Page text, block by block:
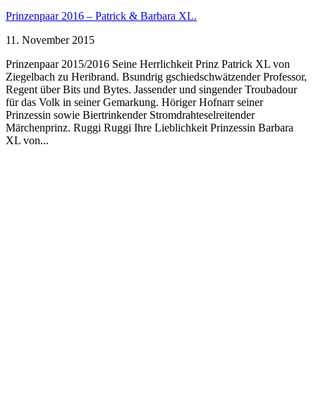
Prinzenpaar 2016 – Patrick & Barbara XL.
11. November 2015
Prinzenpaar 2015/2016 Seine Herrlichkeit Prinz Patrick XL von
Ziegelbach zu Heribrand. Bsundrig gschiedschwätzender Professor,
Regent über Bits und Bytes. Jassender und singender Troubadour
für das Volk in seiner Gemarkung. Höriger Hofnarr seiner
Prinzessin sowie Biertrinkender Stromdrahteselreitender
Märchenprinz. Ruggi Ruggi Ihre Lieblichkeit Prinzessin Barbara
XL von...